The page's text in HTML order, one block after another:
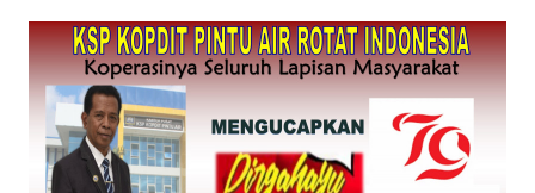
MEDIA
SIBER
REDAKSI
KARIR